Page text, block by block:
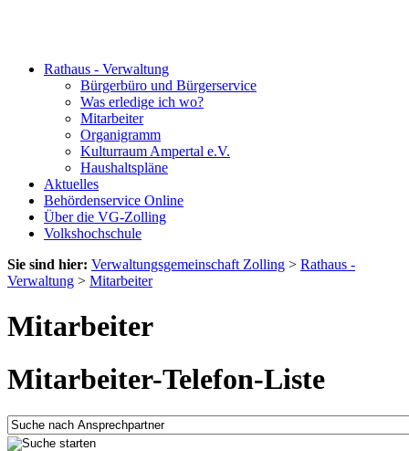
Rathaus - Verwaltung
Bürgerbüro und Bürgerservice
Was erledige ich wo?
Mitarbeiter
Organigramm
Kulturraum Ampertal e.V.
Haushaltspläne
Aktuelles
Behördenservice Online
Über die VG-Zolling
Volkshochschule
Sie sind hier: Verwaltungsgemeinschaft Zolling > Rathaus -
Verwaltung > Mitarbeiter
Mitarbeiter
Mitarbeiter-Telefon-Liste